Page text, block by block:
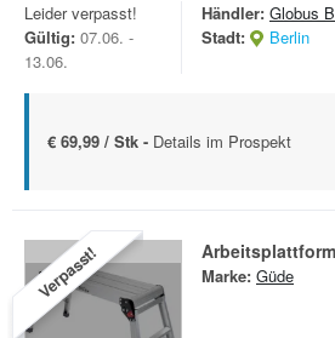
Leider verpasst!
Gültig: 07.06. -
13.06.
Händler: Globus
Stadt:
Berlin
€ 69,99 / Stk - Details im Prospekt
Verpasst! Marke: Güde